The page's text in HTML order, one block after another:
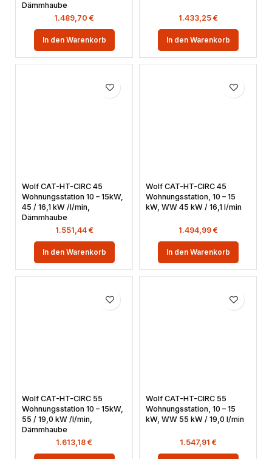
Dämmhaube
1.489,70 €
In den Warenkorb
1.433,25 €
In den Warenkorb
Wolf CAT-HT-CIRC 45
Wohnungsstation 10 – 15kW,
45 / 16,1 kW /l/min,
Dämmhaube
1.551,44 €
In den Warenkorb
Wolf CAT-HT-CIRC 45
Wohnungsstation, 10 – 15
kW, WW 45 kW / 16,1 l/min
1.494,99 €
In den Warenkorb
Wolf CAT-HT-CIRC 55
Wohnungsstation 10 – 15kW,
55 / 19,0 kW /l/min,
Dämmhaube
1.613,18 €
Wolf CAT-HT-CIRC 55
Wohnungsstation, 10 – 15
kW, WW 55 kW / 19,0 l/min
1.547,91 €